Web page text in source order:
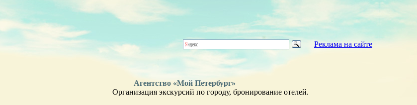
Реклама на сайте
Агентство «Мой Петербург»
Организация экскурсий по городу, бронирование отелей.